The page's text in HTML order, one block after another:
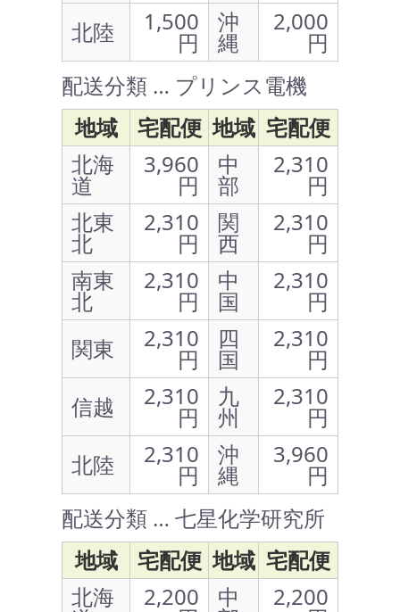
北陸
1,500
円
沖
縄
2,000
円
配送分類 … プリンス電機
地域
宅配便 地域 宅配便
北海
道
3,960
円
中
部
2,310
円
北東
北
2,310
円
関
西
2,310
円
南東
北
2,310
円
中
国
2,310
円
関東
2,310
円
四
国
2,310
円
信越
2,310
円
九
州
2,310
円
北陸
2,310
円
沖
縄
3,960
円
配送分類 … 七星化学研究所
地域
宅配便 地域 宅配便
北海
2,200 中 2,200